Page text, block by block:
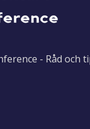
- Råd och